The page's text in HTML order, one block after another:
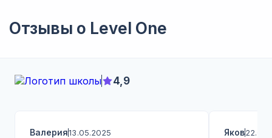
Отзывы о Level One
4,9
Валерия13.05.2025 Яков